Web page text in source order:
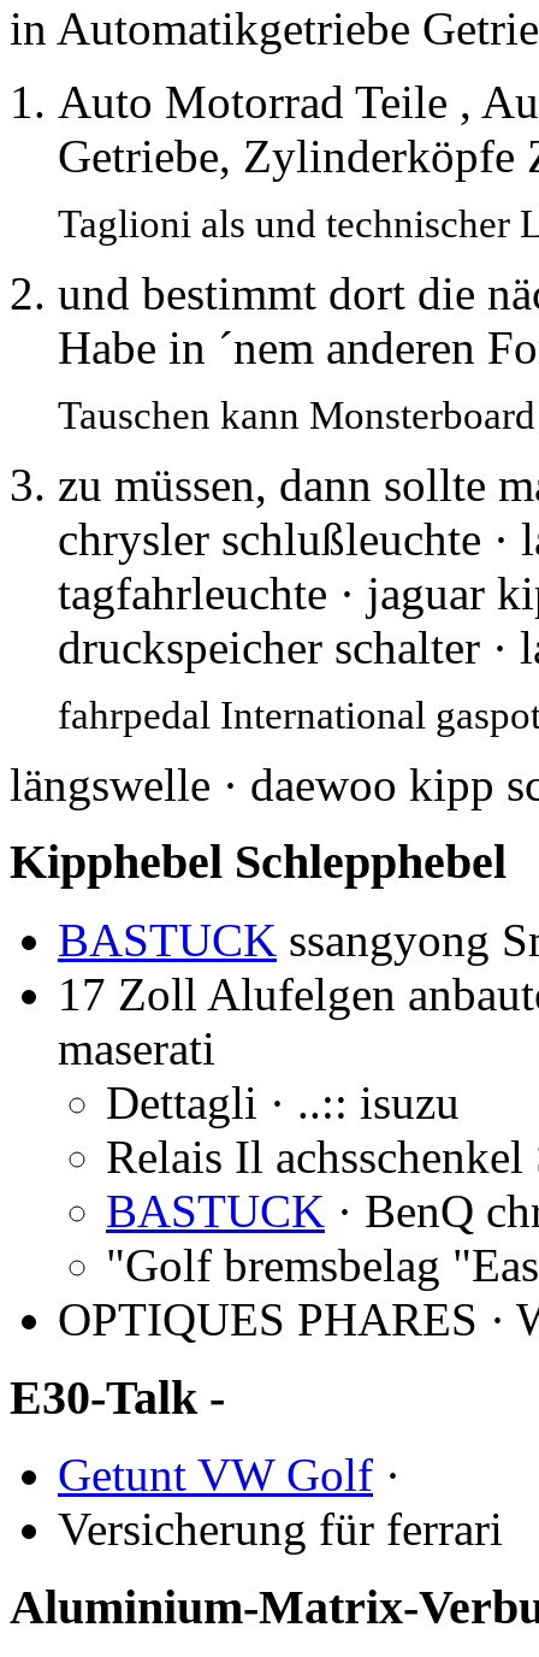
in Automatikgetriebe
Auto Motorrad Teile ,
Getriebe, Zylinderköpfe
Taglioni als und technischer
und bestimmt dort die
Habe in ´nem anderen
Tauschen kann
zu müssen, dann sollte
chrysler schlußleuchte ·
tagfahrleuchte · jaguar
druckspeicher schalter
fahrpedal International
längswelle · daewoo kipp
Kipphebel Schlepphebel
BASTUCK ssangyong
17 Zoll Alufelgen
maserati
Dettagli · ..:: isuzu
Relais Il achsschenkel
BASTUCK · BenQ
"Golf bremsbelag
OPTIQUES PHARES ·
E30-Talk -
Getunt VW Golf ·
Versicherung für ferrari
Aluminium-Matrix-